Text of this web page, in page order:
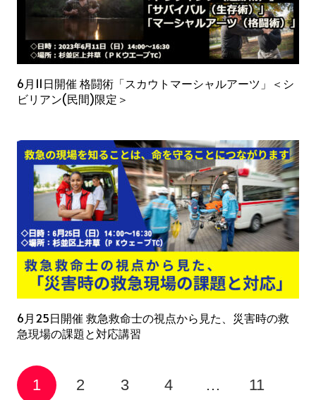
6月11日開催 格闘術「スカウトマーシャルアーツ」＜シ
ビリアン(民間)限定＞
6月25日開催 救急救命士の視点から見た、災害時の救
急現場の課題と対応講習
1 2 3 4 … 11